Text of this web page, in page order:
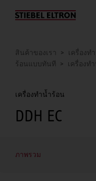
เกี่ยวกับองค์กร
สินค้าของเรา เครื่องท
ร้อนแบบทันที
เครื่องท
เครื่องทำน้ำร้อน
DDH EC
ภาพรวม